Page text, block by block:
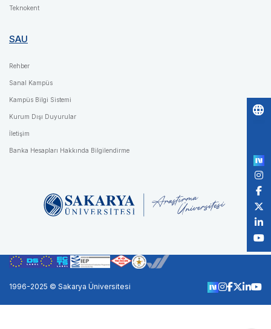
Teknokent
SAU
Rehber
Sanal Kampüs
Kampüs Bilgi Sistemi
Kurum Dışı Duyurular
İletişim
Banka Hesapları Hakkında Bilgilendirme
1996-2025 © Sakarya Üniversitesi